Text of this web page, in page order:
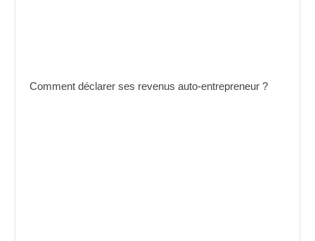
Comment déclarer ses revenus auto-entrepreneur ?